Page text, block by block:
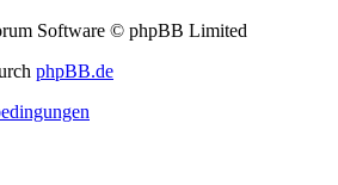
Software © phpBB Limited
phpBB.de